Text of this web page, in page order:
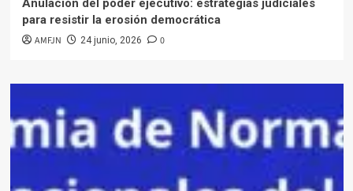
Anulación del poder ejecutivo: estrategias judiciales
para resistir la erosión democrática
AMFJN 24 junio, 2026 0